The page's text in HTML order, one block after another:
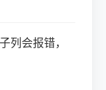
列会报错，